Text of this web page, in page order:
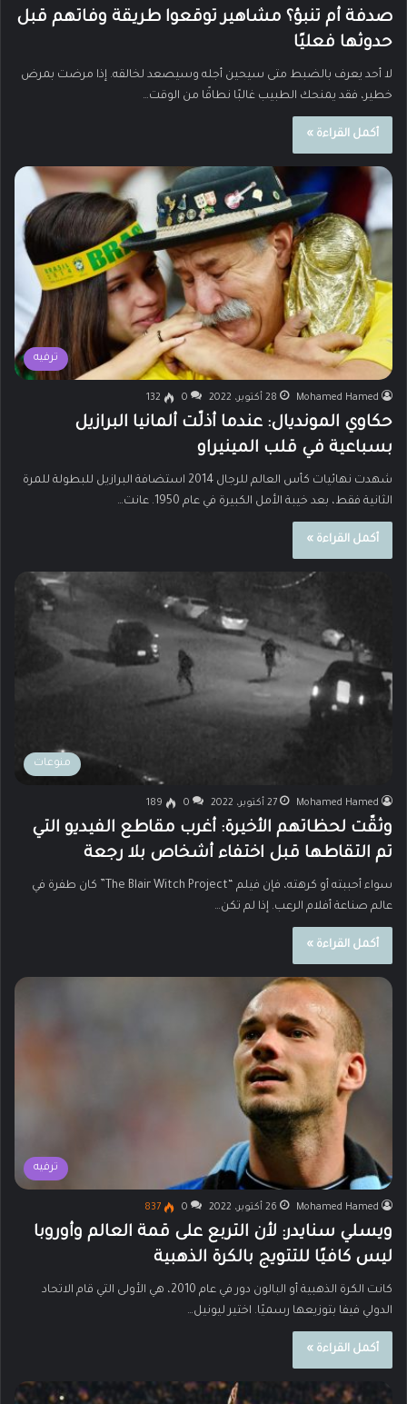
صدفة أم تنبؤ؟ مشاهير توقعوا طريقة وفاتهم قبل
حدوثها فعليًا
لا أحد يعرف بالضبط متى سيحين أجله وسيصعد لخالقه. إذا مرضت بمرض
خطير، فقد يمنحك الطبيب غالبًا نطاقًا من الوقت…
أكمل القراءة »
ترفيه
Mohamed Hamed 28 أكتوبر، 2022 0
132
حكاوي المونديال: عندما أذلّت ألمانيا البرازيل
بسباعية في قلب المينيراو
شهدت نهائيات كأس العالم للرجال 2014 استضافة البرازيل للبطولة للمرة
الثانية فقط، بعد خيبة الأمل الكبيرة في عام 1950. عانت…
أكمل القراءة »
منوعات
Mohamed Hamed 27 أكتوبر، 2022 0
189
وثقّت لحظاتهم الأخيرة: أغرب مقاطع الفيديو التي
تم التقاطها قبل اختفاء أشخاص بلا رجعة
سواء أحببته أو كرهته، فإن فيلم “The Blair Witch Project” كان طفرة في
عالم صناعة أفلام الرعب. إذا لم تكن…
أكمل القراءة »
ترفيه
Mohamed Hamed 26 أكتوبر، 2022 0
837
ويسلي سنايدر: لأن التربع على قمة العالم وأوروبا
ليس كافيًا للتتويج بالكرة الذهبية
كانت الكرة الذهبية أو البالون دور في عام 2010، هي الأولى التي قام الاتحاد
الدولي فيفا بتوزيعها رسميًا. اختير ليونيل…
أكمل القراءة »